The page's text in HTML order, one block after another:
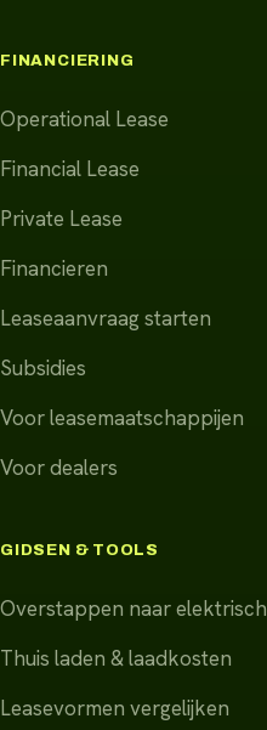
FINANCIERING
Operational Lease
Financial Lease
Private Lease
Financieren
Leaseaanvraag starten
Subsidies
Voor leasemaatschappijen
Voor dealers
GIDSEN & TOOLS
Overstappen naar elektrisch
Thuis laden & laadkosten
Leasevormen vergelijken